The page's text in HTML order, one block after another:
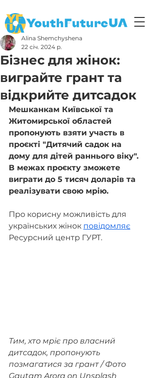
Бізнес для жінок:
виграйте грант та
відкрийте дитсадок
Alina Shemchyshena
22 січ. 2024 р.
Мешканкам Київської та
Житомирської областей
пропонують взяти участь в
проєкті "Дитячий садок на
дому для дітей раннього віку".
В межах проєкту зможете
виграти до 5 тисяч доларів та
реалізувати свою мрію.
Про корисну можливість для
українських жінок повідомляє
Ресурсний центр ГУРТ.
Тим, хто мріє про власний
дитсадок, пропонують
позмагатися за грант / Фото
Gautam Arora on Unsplash